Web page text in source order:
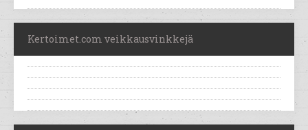
Kertoimet.com veikkausvinkkejä